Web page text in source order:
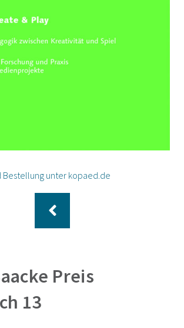
Bestellung unter kopaed.de
Preis
13